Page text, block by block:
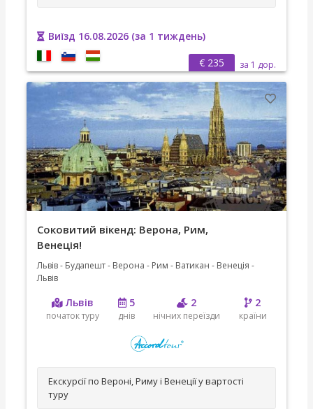
Виїзд 16.08.2026 (за 1 тиждень)
€ 235
за 1 дор.
Соковитий вікенд: Верона, Рим,
Венеція!
Львів - Будапешт - Верона - Рим - Ватикан - Венеція -
Львів
Львів
початок туру
5
днів
2
нічних переїзди
2
країни
Екскурсії по Вероні, Риму і Венеції у вартості
туру